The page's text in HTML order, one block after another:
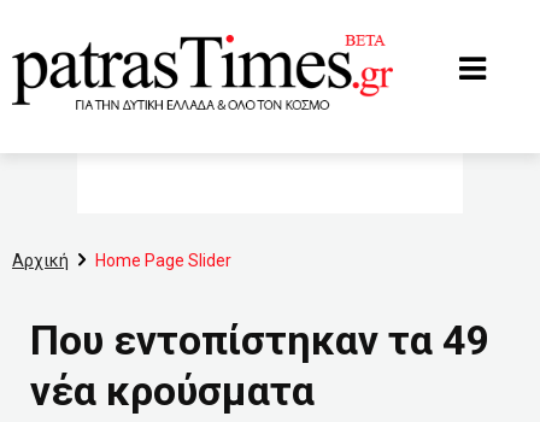
Αρχική Home Page Slider
Που εντοπίστηκαν τα 49
νέα κρούσματα